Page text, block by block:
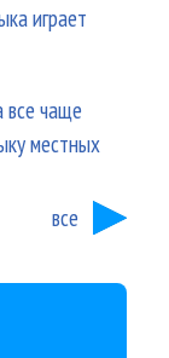
играет
все чаще
местных
все